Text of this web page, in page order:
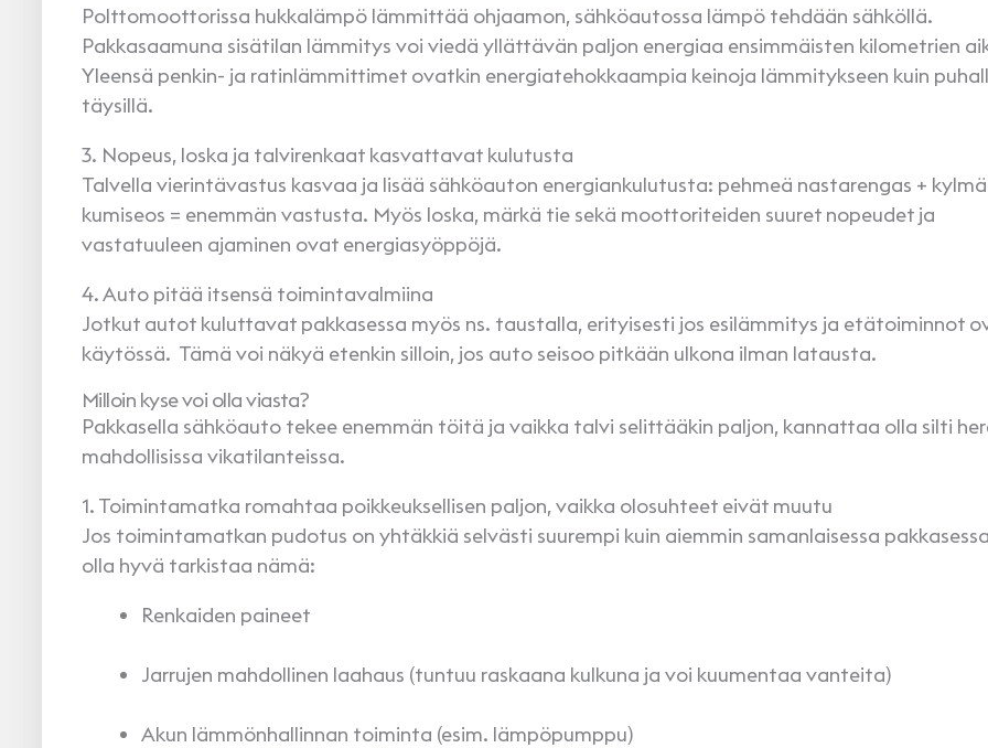
Polttomoottorissa hukkalämpö lämmittää ohjaamon, sähköautossa lämpö tehdään sähköllä.
Pakkasaamuna sisätilan lämmitys voi viedä yllättävän paljon energiaa ensimmäisten kilometrien
Yleensä penkin- ja ratinlämmittimet ovatkin energiatehokkaampia keinoja lämmitykseen kuin
täysillä.
3. Nopeus, loska ja talvirenkaat kasvattavat kulutusta
Talvella vierintävastus kasvaa ja lisää sähköauton energiankulutusta: pehmeä nastarengas + kylmä
kumiseos = enemmän vastusta. Myös loska, märkä tie sekä moottoriteiden suuret nopeudet ja
vastatuuleen ajaminen ovat energiasyöppöjä.
4. Auto pitää itsensä toimintavalmiina
Jotkut autot kuluttavat pakkasessa myös ns. taustalla, erityisesti jos esilämmitys ja etätoiminnot
käytössä. Tämä voi näkyä etenkin silloin, jos auto seisoo pitkään ulkona ilman latausta.
Milloin kyse voi olla viasta?
Pakkasella sähköauto tekee enemmän töitä ja vaikka talvi selittääkin paljon, kannattaa olla silti
mahdollisissa vikatilanteissa.
1. Toimintamatka romahtaa poikkeuksellisen paljon, vaikka olosuhteet eivät muutu
Jos toimintamatkan pudotus on yhtäkkiä selvästi suurempi kuin aiemmin samanlaisessa
olla hyvä tarkistaa nämä:
Renkaiden paineet
Jarrujen mahdollinen laahaus (tuntuu raskaana kulkuna ja voi kuumentaa vanteita)
Akun lämmönhallinnan toiminta (esim. lämpöpumppu)